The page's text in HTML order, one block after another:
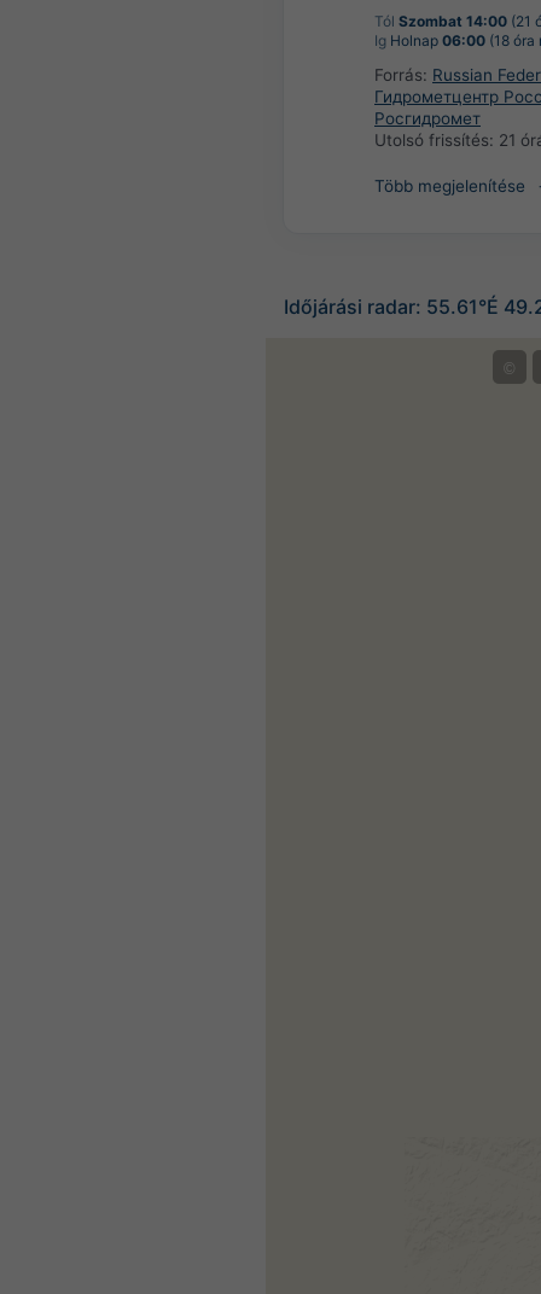
Tól Szombat 14:00 (21
Ig Holnap 06:00 (18 óra
Forrás: Russian
Гидрометцентр
Росгидромет
Utolsó frissítés: 21
Több megjelenítése
Időjárási radar: 55.61°É
©